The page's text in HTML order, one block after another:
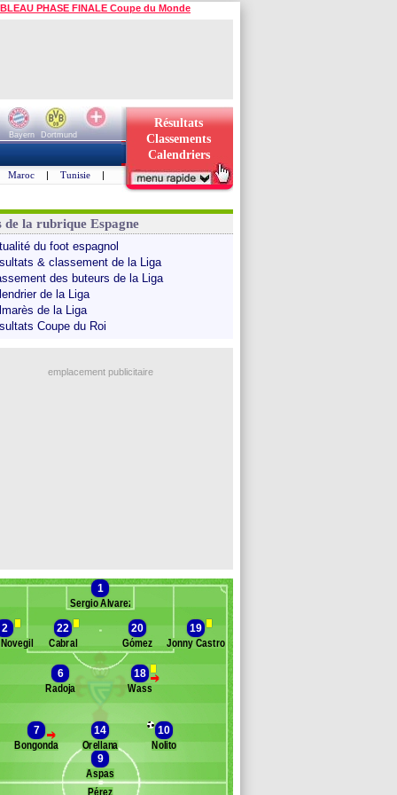
PHASE FINALE Coupe du Monde
Bayern
Dortmund
Résultats
Classements
Calendriers
Maroc | Tunisie |
de la rubrique Espagne
du foot espagnol
& classement de la Liga
des buteurs de la Liga
de la Liga
de la Liga
Coupe du Roi
emplacement publicitaire
Banc des remplaçants
1
Sergio Álvarez
2
22
Cabral
20
Gómez
19
Jonny Castro
6
Radoja
>
18
Wass
>
7
Bongonda
14
Orellana
10
Nolito
9
Aspas
Pérez